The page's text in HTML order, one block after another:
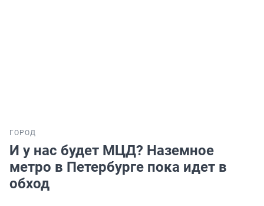
ГОРОД
И у нас будет МЦД? Наземное
метро в Петербурге пока идет в
обход